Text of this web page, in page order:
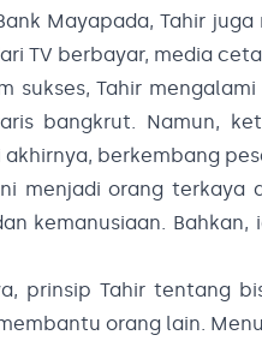
Mayapada, Tahir
TV berbayar, media
sukses, Tahir
bangkrut. Namun,
akhirnya, berkembang
menjadi orang terkaya
kemanusiaan.
prinsip Tahir tentang
orang lain.